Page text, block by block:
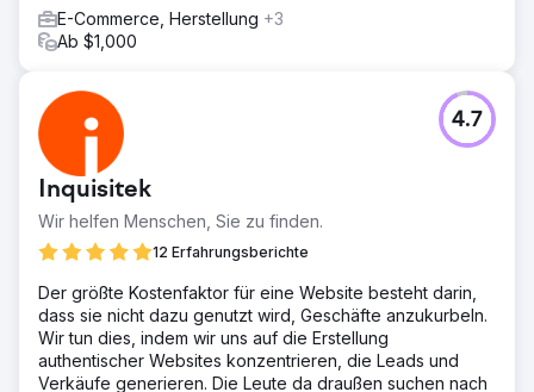
E-Commerce, Herstellung +3
Ab $1,000
Inquisitek
Wir helfen Menschen, Sie zu finden.
12 Erfahrungsberichte
4.7
Der größte Kostenfaktor für eine Website besteht darin,
dass sie nicht dazu genutzt wird, Geschäfte anzukurbeln.
Wir tun dies, indem wir uns auf die Erstellung
authentischer Websites konzentrieren, die Leads und
Verkäufe generieren. Die Leute da draußen suchen nach